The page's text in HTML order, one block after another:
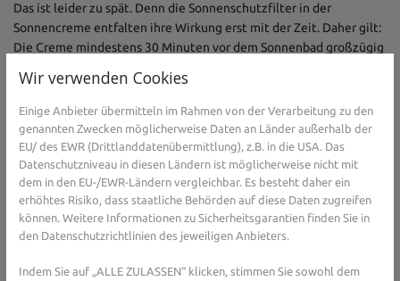
Das ist leider zu spät. Denn die Sonnenschutzfilter in der
Sonnencreme entfalten ihre Wirkung erst mit der Zeit. Daher gilt:
Die Creme mindestens 30 Minuten vor dem Sonnenbad großzügig
raten wir dazu, sich früher einzucremen.
Fehler Nr. 2: Sonnencreme schützt am besten
vor Hautkrebs.
Richtig ist: Sonnencreme blockt einen Teil der UV-Strahlen ab.
Wer deshalb länger in der Sonne bleibt, unterliegt aber einem
Irrtum. Denn er bekommt deutlich mehr schädliche UV-Strahlung
ab. Eine Schutzlotion allein kann Hautkrebs also nicht verhindern.
Kleidung zu tragen, die den Körper bedeckt.
Wir verwenden Cookies
Einige Anbieter übermitteln im Rahmen von der Verarbeitung zu den
genannten Zwecken möglicherweise Daten an Länder außerhalb der
EU/ des EWR (Drittlanddatenübermittlung), z.B. in die USA. Das
Datenschutzniveau in diesen Ländern ist möglicherweise nicht mit
dem in den EU-/EWR-Ländern vergleichbar. Es besteht daher ein
erhöhtes Risiko, dass staatliche Behörden auf diese Daten zugreifen
können. Weitere Informationen zu Sicherheitsgarantien finden Sie in
den Datenschutzrichtlinien des jeweiligen Anbieters.
Indem Sie auf „ALLE ZULASSEN“ klicken, stimmen Sie sowohl dem